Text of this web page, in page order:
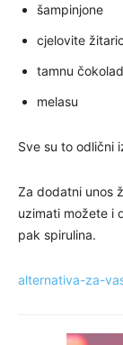
šampinjone
cjelovite
tamnu
melasu
Sve su to odlični
Za dodatni unos
uzimati možete i
pak spirulina.
alternativa-za-